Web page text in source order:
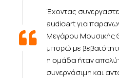
Έχοντας
audioart για
Μεγάρου Μουσικής
μπορώ με
η ομάδα ήταν
συνεργάσιμη και